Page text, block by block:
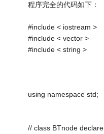
程序完全的代码如下：
#include < iostream >
#include < vector >
#include < string >
using namespace std;
// class BTnode declare